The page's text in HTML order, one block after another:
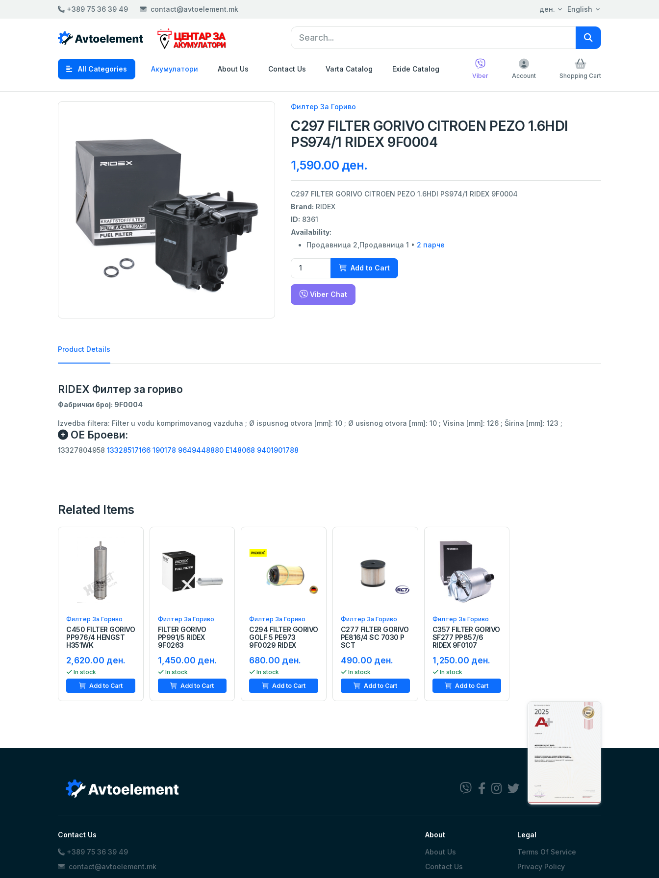
+389 75 36 39 49 contact@avtoelement.mk ден. English
All Categories Акумулатори About Us Contact Us Varta Catalog Exide Catalog
Viber Account Shopping Cart
Филтер За Гориво
C297 FILTER GORIVO CITROEN PEZO 1.6HDI
PS974/1 RIDEX 9F0004
1,590.00 ден.
C297 FILTER GORIVO CITROEN PEZO 1.6HDI PS974/1 RIDEX 9F0004
Brand: RIDEX
ID: 8361
Availability:
Продавница 2,Продавница 1 • 2 парче
Add to Cart
Viber Chat
Product Details
RIDEX Филтер за гориво
Фабрички број: 9F0004
Izvedba filtera: Filter u vodu komprimovanog vazduha ; Ø ispusnog otvora [mm]: 10 ; Ø usisnog otvora [mm]: 10 ; Visina [mm]: 126 ; Širina [mm]: 123 ;
ОЕ Броеви:
13327804958 13328517166 190178 9649448880 E148068 9401901788
Related Items
Филтер За Гориво
C450 FILTER GORIVO
PP976/4 HENGST
H351WK
2,620.00 ден.
In stock
Add to Cart
Филтер За Гориво
FILTER GORIVO
PP991/5 RIDEX
9F0263
1,450.00 ден.
In stock
Add to Cart
Филтер За Гориво
C294 FILTER GORIVO
GOLF 5 PE973
9F0029 RIDEX
680.00 ден.
In stock
Add to Cart
Филтер За Гориво
C277 FILTER GORIVO
PE816/4 SC 7030 P
SCT
490.00 ден.
In stock
Add to Cart
Филтер За Гориво
C357 FILTER GORIVO
SF277 PP857/6
RIDEX 9F0107
1,250.00 ден.
In stock
Add to Cart
Contact Us
+389 75 36 39 49
contact@avtoelement.mk
About
About Us
Contact Us
Legal
Terms Of Service
Privacy Policy